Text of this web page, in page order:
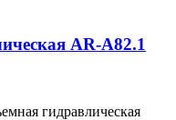
AR-A82.1
гидравлическая